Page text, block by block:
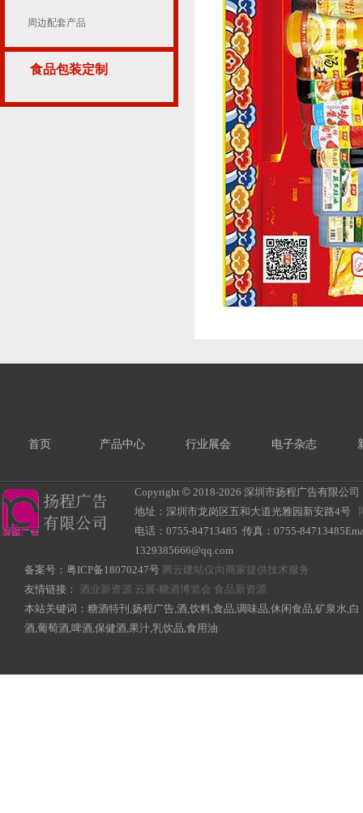
周边配套产品
食品包装定制
首页 产品中心 行业展会 电子杂志
Copyright © 2018-2026 深圳市扬程广告有限公
地址：深圳市龙岗区五和大道光雅园新安路4号
电话：0755-84713485 传真：0755-
1329385666@qq.com
备案号： 粤ICP备18070247号 腾云建站仅向商家提供技术服务
友情链接： 酒业新资源 云展-糖酒博览会 食品新资源
本站关键词：糖酒特刊,扬程广告,酒,饮料,食品,调味品,休闲食品,矿泉水,白
酒,葡萄酒,啤酒,保健酒,果汁,乳饮品,食用油